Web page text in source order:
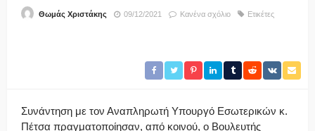
Θωμάς Χριστάκης 09/12/2021 Κανένα σχόλιο Ετικέτες
Συνάντηση με τον Αναπληρωτή Υπουργό Εσωτερικών κ.
Πέτσα πραγματοποίησαν, από κοινού, ο Βουλευτής